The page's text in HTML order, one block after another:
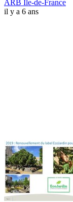
ARB Île-de-France
il y a 6 ans